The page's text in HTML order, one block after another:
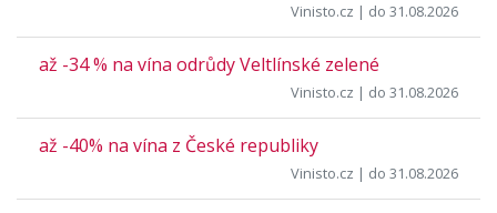
Vinisto.cz | do 31.08.2026
až -34 % na vína odrůdy Veltlínské zelené
Vinisto.cz | do 31.08.2026
až -40% na vína z České republiky
Vinisto.cz | do 31.08.2026